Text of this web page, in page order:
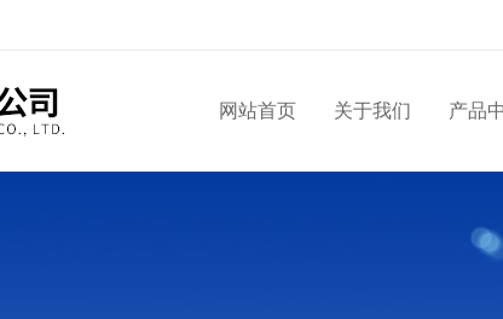
网站首页 关于我们 产品